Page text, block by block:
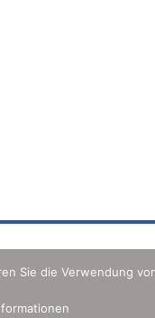
Sie die Verwendung